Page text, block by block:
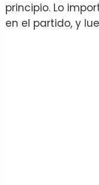
principio. Lo
en el partido, y